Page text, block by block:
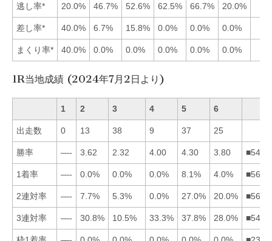
逃し率* 20.0% 46.7% 52.6% 62.5% 66.7% 20.0%
差し率* 40.0% 6.7% 15.8% 0.0% 0.0% 0.0%
まくり率* 40.0% 0.0% 0.0% 0.0% 0.0% 0.0%
1R当地成績 (2024年7月2日より)
1 2 3 4 5 6
出走数 0 13 38 9 37 25
勝率 —- 3.62 2.32 4.00 4.30 3.80
1着率 —- 0.0% 0.0% 0.0% 8.1% 4.0%
2連対率 —- 7.7% 5.3% 0.0% 27.0% 20.0%
3連対率 —- 30.8% 10.5% 33.3% 37.8% 28.0%